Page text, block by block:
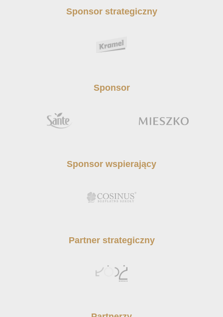
Sponsor strategiczny
Sponsor
Sponsor wspierający
Partner strategiczny